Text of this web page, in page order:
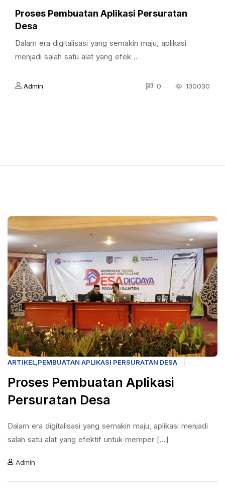
Proses Pembuatan Aplikasi Persuratan
Desa
Dalam era digitalisasi yang semakin maju, aplikasi
menjadi salah satu alat yang efek ..
Admin 0 130030
ARTIKEL,PEMBUATAN APLIKASI PERSURATAN DESA
Proses Pembuatan Aplikasi
Persuratan Desa
Dalam era digitalisasi yang semakin maju, aplikasi menjadi
salah satu alat yang efektif untuk memper [...]
Admin